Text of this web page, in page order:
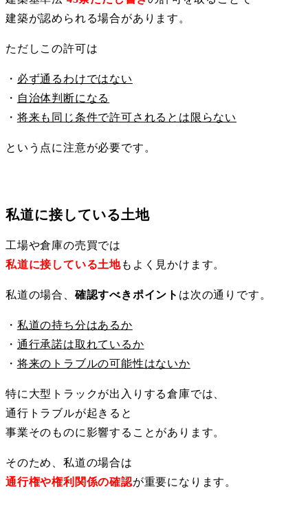
建築が認められる場合があります。
ただしこの許可は
・ 必ず通るわけではない
・ 自治体判断になる
・ 将来も同じ条件で許可されるとは限らない
という点に注意が必要です。
私道に接している土地
工場や倉庫の売買では
私道に接している土地もよく見かけます。
私道の場合、 確認すべきポイント は次の通りです。
・ 私道の持ち分はあるか
・ 通行承諾は取れているか
・ 将来のトラブルの可能性はないか
特に大型トラックが出入りする倉庫では、
通行トラブルが起きると
事業そのものに影響することがあります。
そのため、私道の場合は
通行権や権利関係の確認が重要になります。